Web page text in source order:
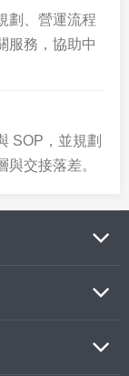
劃、營運流程
服務，協助中
SOP，並規劃
交接落差。